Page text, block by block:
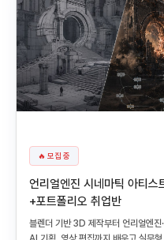
🔥 모집 중
언리얼엔진 시네마틱 아티
+포트폴리오 취업반
블렌더 기반 3D 제작부터 언리얼엔